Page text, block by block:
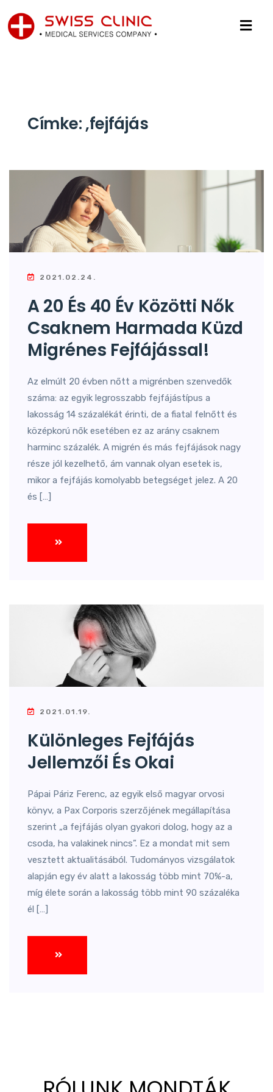
Címke:,fejfájás
2021.02.24.
A 20 És 40 Év Közötti Nők
Csaknem Harmada Küzd
Migrénes Fejfájással!
Az elmúlt 20 évben nőtt a migrénben szenvedők
száma: az egyik legrosszabb fejfájástípus a
lakosság 14 százalékát érinti, de a fiatal felnőtt és
középkorú nők esetében ez az arány csaknem
harminc százalék. A migrén és más fejfájások nagy
része jól kezelhető, ám vannak olyan esetek is,
mikor a fejfájás komolyabb betegséget jelez. A 20
és […]
2021.01.19.
Különleges Fejfájás
Jellemzői És Okai
Pápai Páriz Ferenc, az egyik első magyar orvosi
könyv, a Pax Corporis szerzőjének megállapítása
szerint „a fejfájás olyan gyakori dolog, hogy az a
csoda, ha valakinek nincs”. Ez a mondat mit sem
vesztett aktualitásából. Tudományos vizsgálatok
alapján egy év alatt a lakosság több mint 70%-a,
míg élete során a lakosság több mint 90 százaléka
él […]